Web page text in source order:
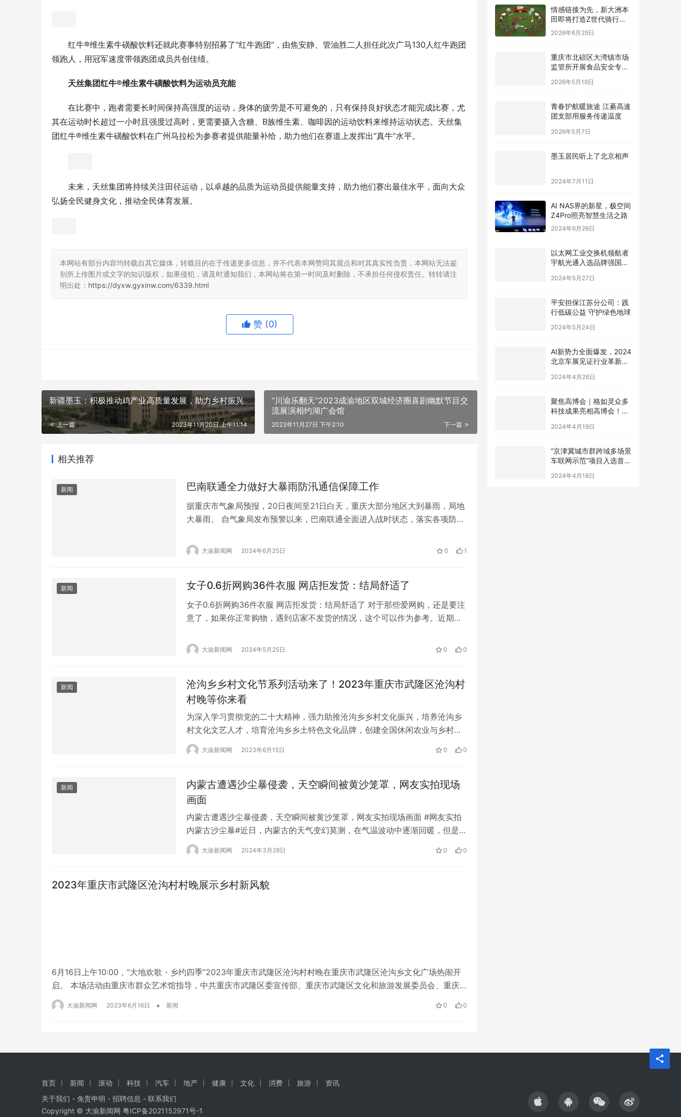
红牛®维生素牛磺酸饮料还就此赛事特别招募了“红牛跑团”，由焦安静、管油胜二人担任此次广马130人红牛跑团
领跑人，用冠军速度带领跑团成员共创佳绩。
天丝集团红牛®维生素牛磺酸饮料为运动员充能
在比赛中，跑者需要长时间保持高强度的运动，身体的疲劳是不可避免的，只有保持良好状态才能完成比赛，尤
其在运动时长超过一小时且强度过高时，更需要摄入含糖、B族维生素、咖啡因的运动饮料来维持运动状态。天丝集
团红牛®维生素牛磺酸饮料在广州马拉松为参赛者提供能量补给，助力他们在赛道上发挥出“真牛”水平。
未来，天丝集团将持续关注田径运动，以卓越的品质为运动员提供能量支持，助力他们赛出最佳水平，面向大众
弘扬全民健身文化，推动全民体育发展。
本网站有部分内容均转载自其它媒体，转载目的在于传递更多信息，并不代表本网赞同其观点和对其真实性负责，本网站无法鉴
别所上传图片或文字的知识版权，如果侵犯，请及时通知我们，本网站将在第一时间及时删除，不承担任何侵权责任。转转请注
明出处： https://dyxw.gyxinw.com/6339.html
赞 (0)
新疆墨玉：积极推动鸡产业高质量发展，助力乡村振兴
上一篇 2023年11月20日 上午11:14
“川渝乐翻天”2023成渝地区双城经济圈喜剧幽默节目交
流展演相约湖广会馆
下一篇
2023年11月27日 下午2:10
相关推荐
新闻 巴南联通全力做好大暴雨防汛通信保障工作
据重庆市气象局预报，20日夜间至21日白天，重庆大部分地区大到暴雨，局地
大暴雨。 自气象局发布预警以来，巴南联通全面进入战时状态，落实各项防汛
值班值守，随时做好抢修准备。 本次大暴雨导致巴南城区和乡镇部分路段内涝
大渝新闻网 2024年6月25日 0 1
新闻 女子0.6折网购36件衣服 网店拒发货：结局舒适了
女子0.6折网购36件衣服 网店拒发货：结局舒适了 对于那些爱网购，还是要注
意了，如果你正常购物，遇到店家不发货的情况，这个可以作为参考。近期，
十一”购物节期间某日凌晨，原告消费者A女士在被告上海B实业有限公司开设
的某网络平台旗舰店内，购买各类服饰共36件，标价合计8万余元，实付价格
大渝新闻网 2024年5月25日 0 0
新闻
沧沟乡乡村文化节系列活动来了！2023年重庆市武隆区沧沟村
村晚等你来看
为深入学习贯彻党的二十大精神，强力助推沧沟乡乡村文化振兴，培养沧沟乡
村文化文艺人才，培育沧沟乡乡土特色文化品牌，创建全国休闲农业与乡村旅
游示范乡镇，推动我区公共文化服务体系建设，“大地欢歌・乡约四季”2023年
重庆市武隆区沧沟村村晚将于6月16日上午10:00，在重庆市武隆区沧沟乡文化
术…
大渝新闻网 2023年6月15日 0 0
新闻
内蒙古遭遇沙尘暴侵袭，天空瞬间被黄沙笼罩，网友实拍现场
画面
内蒙古遭遇沙尘暴侵袭，天空瞬间被黄沙笼罩，网友实拍现场画面 #网友实拍
内蒙古沙尘暴#近日，内蒙古的天气变幻莫测，在气温波动中逐渐回暖，但是沙
尘暴的突然袭击让这片土地再次陷入了恶劣的环境。从网友拍摄的视频中可以
看到，天空被黄沙覆盖，空气中弥漫着沙尘的味道，远处的建筑物和树木也变
沙尘天气，其中…
大渝新闻网 2024年3月28日 0 0
2023年重庆市武隆区沧沟村村晚展示乡村新风貌
6月16日上午10:00，“大地欢歌・乡约四季”2023年重庆市武隆区沧沟村村晚在重庆市武隆区沧沟乡文化广场热闹开
启。 本场活动由重庆市群众艺术馆指导，中共重庆市武隆区委宣传部、重庆市武隆区文化和旅游发展委员会、重庆
市武隆区文学艺术界联合会、重庆市武隆区沧沟乡人民政府主办；重庆市武隆区经济和信息化委员会、重庆市武隆区
公安局、重庆市武隆区财政局、重庆市武隆区农…
大渝新闻网 2023年6月16日 • 新闻 0 0
情感链接为先，新大洲本
田即将打造Z世代骑行内
容新标杆
2026年6月29日
重庆市北碚区大湾镇市场
监管所开展食品安全专项
2026年5月19日
青春护航暖旅途 江綦高速
团支部用服务传递温度
2026年5月7日
墨玉居民听上了北京相声
2024年7月11日
AI NAS界的新星，极空间
Z4Pro照亮智慧生活之路
2024年6月26日
以太网工业交换机领航者
宇航光通入选品牌强国先
2024年5月27日
平安担保江苏分公司：践
行低碳公益 守护绿色地球
2024年5月24日
AI新势力全面爆发，2024
北京车展见证行业革新，
2024年4月26日
聚焦高博会｜格如灵众多
科技成果亮相高博会！助
2024年4月19日
“京津冀城市群跨域多场景
车联网示范”项目入选首都
2024年4月18日
首页 新闻 滚动 科技 汽车 地产 健康 文化 消费 旅游
资讯
关于我们 - 免责申明 - 招聘信息 - 联系我们
Copyright © 大渝新闻网 粤ICP备2021152971号-1